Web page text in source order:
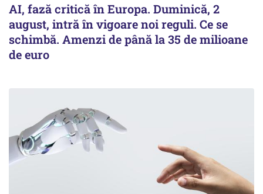
AI, fază critică în Europa. Duminică, 2
august, intră în vigoare noi reguli. Ce se
schimbă. Amenzi de până la 35 de milioane
de euro